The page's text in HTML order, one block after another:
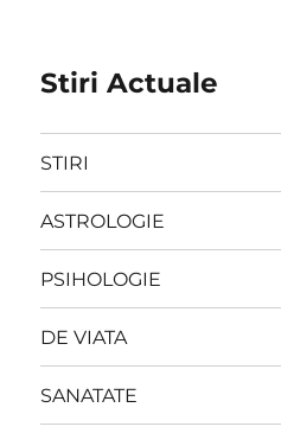
Stiri Actuale
STIRI
ASTROLOGIE
PSIHOLOGIE
DE VIATA
SANATATE